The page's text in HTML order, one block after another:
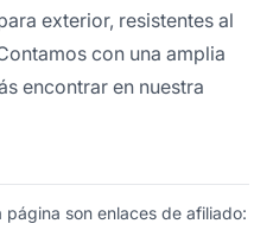
exterior, resistentes al
con una amplia
encontrar en nuestra
son enlaces de afiliado: